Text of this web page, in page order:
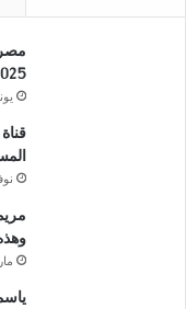
2025-2026.. الأسعار
يونيو